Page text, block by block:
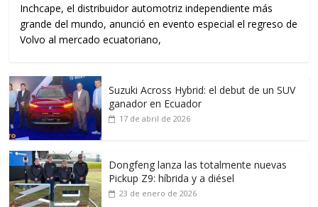
Inchcape, el distribuidor automotriz independiente más
grande del mundo, anunció en evento especial el regreso de
Volvo al mercado ecuatoriano,
Suzuki Across Hybrid: el debut de un SUV
ganador en Ecuador
17 de abril de 2026
Dongfeng lanza las totalmente nuevas
Pickup Z9: híbrida y a diésel
23 de enero de 2026